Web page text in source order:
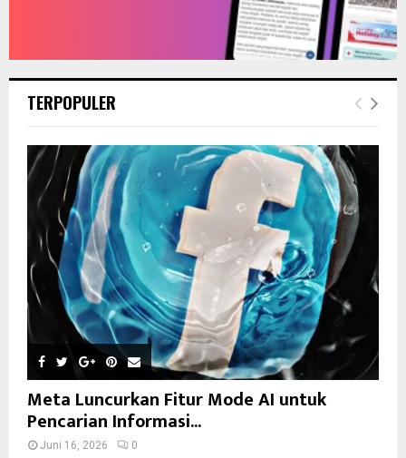
TERPOPULER
Meta Luncurkan Fitur Mode AI untuk
Pencarian Informasi...
Juni 16, 2026 0